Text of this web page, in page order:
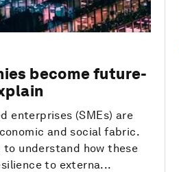
become future-
enterprises (SMEs) are
and social fabric.
understand how these
to externa...